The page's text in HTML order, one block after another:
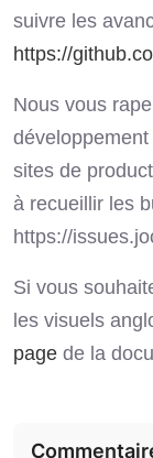
suivre les
https://
Nous vous
sites de
à recueillir les
https://
Si vous
les visuels
page de la